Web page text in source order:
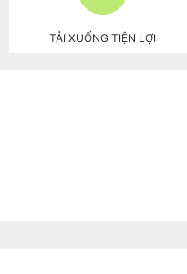
TẢI XUỐNG TIỆN LỢI